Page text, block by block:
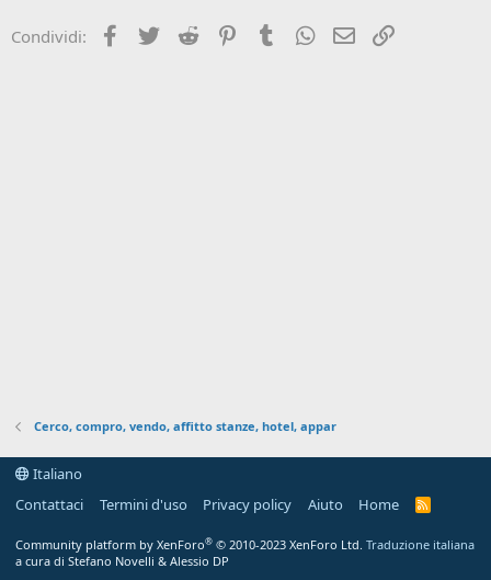
e
Condividi: Facebook
Twitter Reddit PinterestTumblrWhatsApp
Email
Cerco, compro, vendo, affitto stanze, hotel, appar
Italiano
Contattaci
Termini d'uso Privacy policy Aiuto Home
R
Community platform by XenForo® © 2010-2023 XenForo Ltd. Traduzione italiana
a cura di Stefano Novelli & Alessio DP